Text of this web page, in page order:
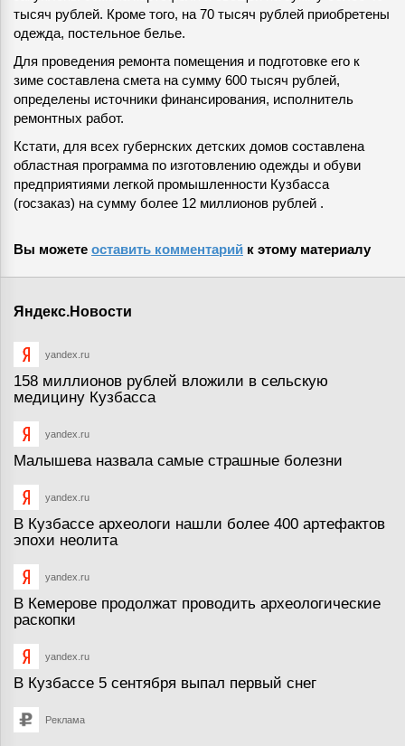
тысяч рублей. Кроме того, на 70 тысяч рублей приобретены
одежда, постельное белье.
Для проведения ремонта помещения и подготовке его к
зиме составлена смета на сумму 600 тысяч рублей,
определены источники финансирования, исполнитель
ремонтных работ.
Кстати, для всех губернских детских домов составлена
областная программа по изготовлению одежды и обуви
предприятиями легкой промышленности Кузбасса
(госзаказ) на сумму более 12 миллионов рублей .
Вы можете оставить комментарий к этому материалу
Яндекс.Новости
yandex.ru
158 миллионов рублей вложили в сельскую
медицину Кузбасса
yandex.ru
Малышева назвала самые страшные болезни
yandex.ru
В Кузбассе археологи нашли более 400 артефактов
эпохи неолита
yandex.ru
В Кемерове продолжат проводить археологические
раскопки
yandex.ru
В Кузбассе 5 сентября выпал первый снег
Реклама